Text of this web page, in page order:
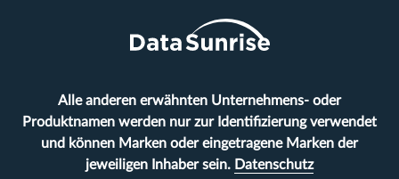
Alle anderen erwähnten Unternehmens- oder
Produktnamen werden nur zur Identifizierung verwendet
und können Marken oder eingetragene Marken der
jeweiligen Inhaber sein. Datenschutz